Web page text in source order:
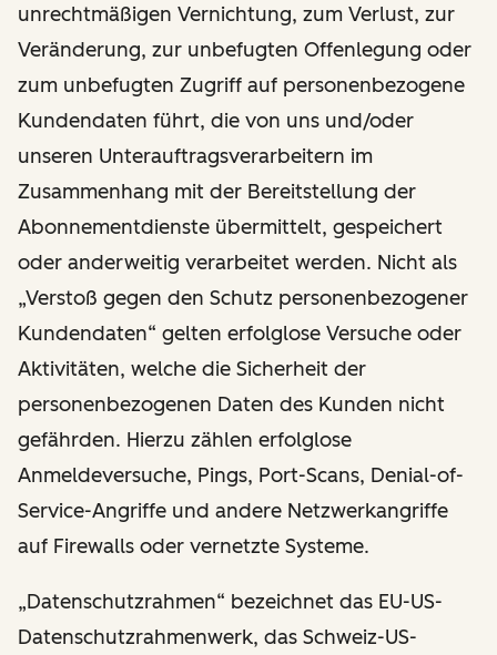
unrechtmäßigen Vernichtung, zum Verlust, zur
Veränderung, zur unbefugten Offenlegung oder
zum unbefugten Zugriff auf personenbezogene
Kundendaten führt, die von uns und/oder
unseren Unterauftragsverarbeitern im
Zusammenhang mit der Bereitstellung der
Abonnementdienste übermittelt, gespeichert
oder anderweitig verarbeitet werden. Nicht als
„Verstoß gegen den Schutz personenbezogener
Kundendaten“ gelten erfolglose Versuche oder
Aktivitäten, welche die Sicherheit der
personenbezogenen Daten des Kunden nicht
gefährden. Hierzu zählen erfolglose
Anmeldeversuche, Pings, Port-Scans, Denial-of-
Service-Angriffe und andere Netzwerkangriffe
auf Firewalls oder vernetzte Systeme.
„Datenschutzrahmen“ bezeichnet das EU-US-
Datenschutzrahmenwerk, das Schweiz-US-